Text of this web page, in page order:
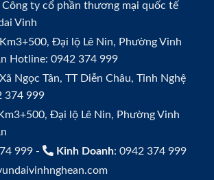
Công ty cổ phần thương mại quốc tế
Vinh
Đại lộ Lê Nin, Phường Vinh
Hotline: 0942 374 999
Ngọc Tân, TT Diễn Châu, Tỉnh Nghệ
374 999
Đại lộ Lê Nin, Phường Vinh
999 - Kinh Doanh: 0942 374 999